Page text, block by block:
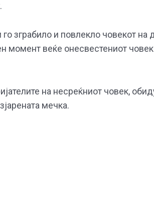
зграбило и повлекло човекот на
момент веќе онесвестениот
на несреќниот човек,
мечка.